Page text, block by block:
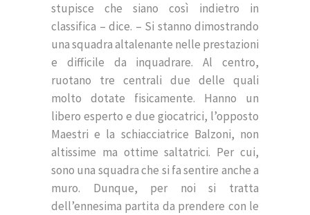
stupisce che siano così indietro in
classifica – dice. – Si stanno dimostrando
una squadra altalenante nelle prestazioni
e difficile da inquadrare. Al centro,
ruotano tre centrali due delle quali
molto dotate fisicamente. Hanno un
libero esperto e due giocatrici, l’opposto
Maestri e la schiacciatrice Balzoni, non
altissime ma ottime saltatrici. Per cui,
sono una squadra che si fa sentire anche a
muro. Dunque, per noi si tratta
dell’ennesima partita da prendere con le